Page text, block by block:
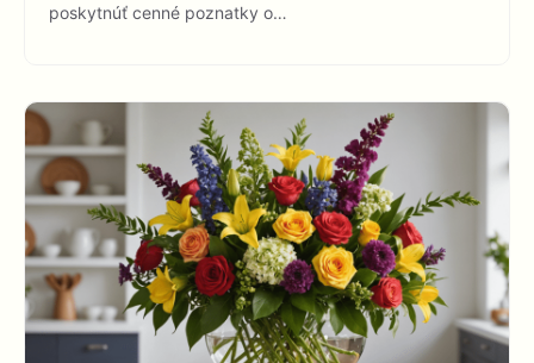
poskytnúť cenné poznatky o…